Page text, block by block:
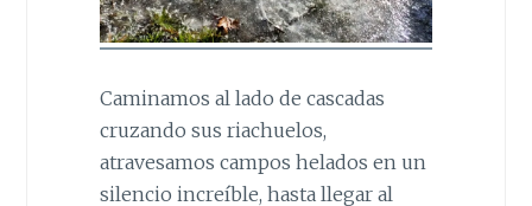
Caminamos al lado de cascadas
cruzando sus riachuelos,
atravesamos campos helados en un
silencio increíble, hasta llegar al